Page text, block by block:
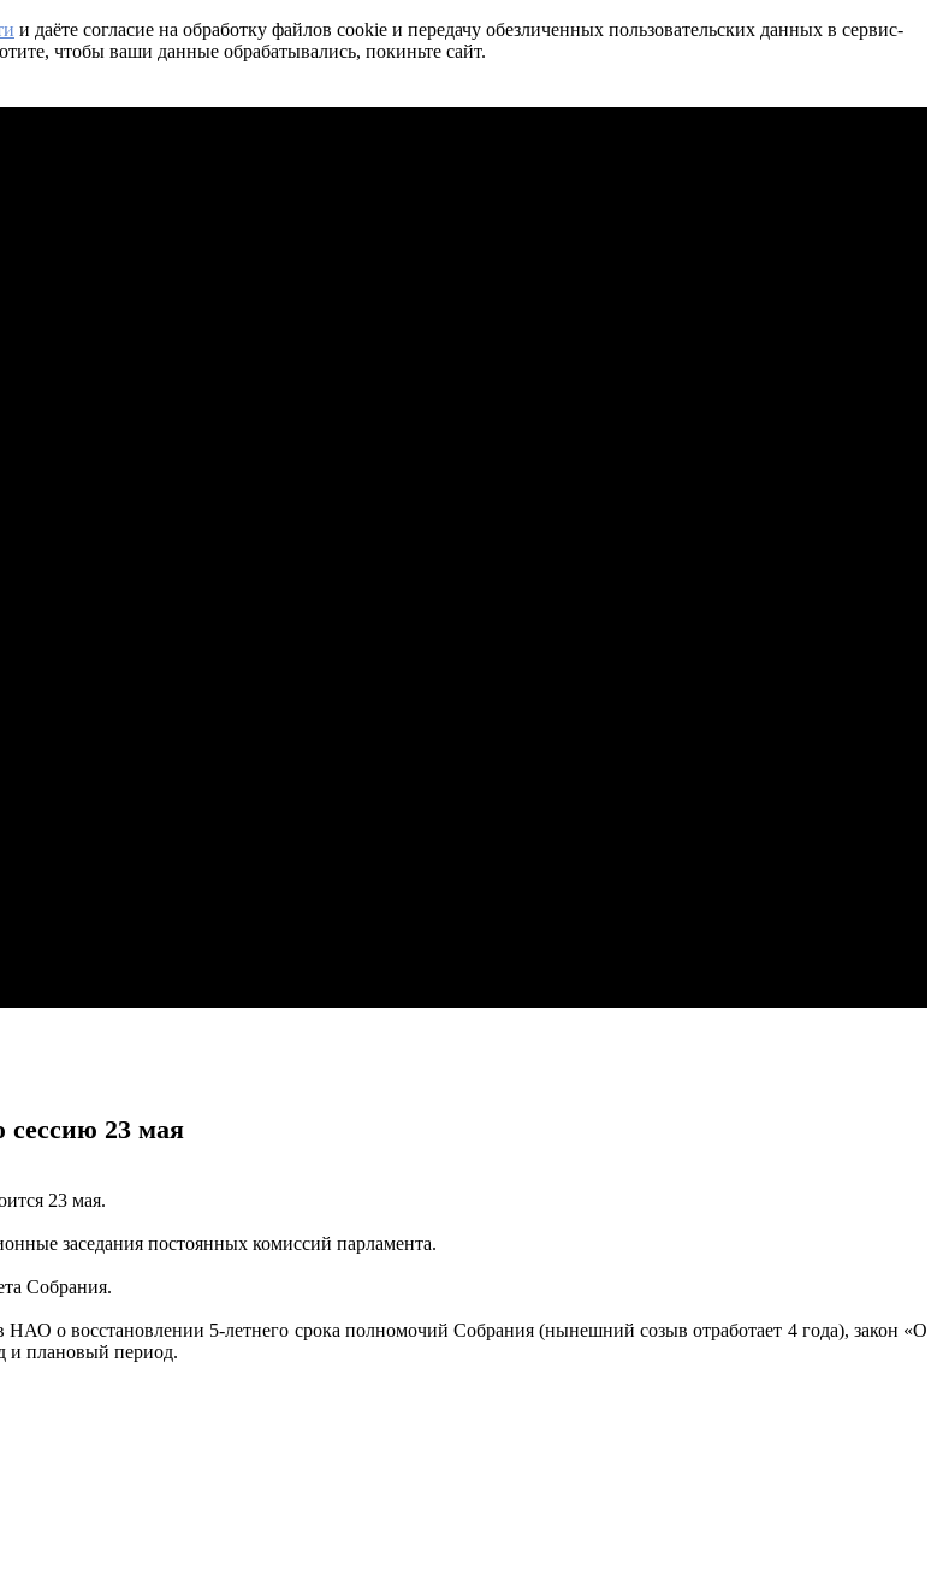
и даёте согласие на обработку файлов cookie и передачу обезличенных пользовательских данных в сервис-
чтобы ваши данные обрабатывались, покиньте сайт.
сессию 23 мая
23 мая.
заседания постоянных комиссий парламента.
Собрания.
НАО о восстановлении 5-летнего срока полномочий Собрания (нынешний созыв отработает 4 года), закон «О
и плановый период.